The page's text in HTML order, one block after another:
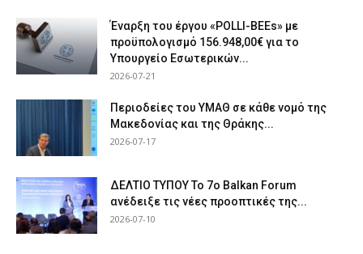
Έναρξη του έργου «POLLI-BEEs» με
προϋπολογισμό 156.948,00€ για το
Υπουργείο Εσωτερικών...
2026-07-21
Περιοδείες του ΥΜΑΘ σε κάθε νομό της
Μακεδονίας και της Θράκης...
2026-07-17
ΔΕΛΤΙΟ ΤΥΠΟΥ Το 7ο Balkan Forum
ανέδειξε τις νέες προοπτικές της...
2026-07-10